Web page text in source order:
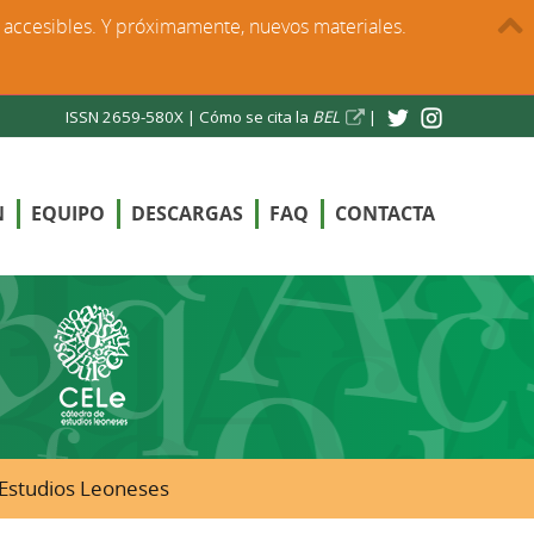
ISSN 2659-580X | Cómo se cita la BEL |
EQUIPO DESCARGAS FAQ CONTACTA
Leoneses
Y próximamente, nuevos materiales.